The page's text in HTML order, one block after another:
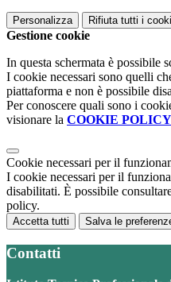
Personalizza Rifiuta tutti i
Gestione cookie
In questa schermata è possibile
I cookie necessari sono quelli
piattaforma e non è possibile
Per conoscere quali sono i
visionare la COOKIE POLICY
Cookie necessari per il
I cookie necessari per il
disabilitati. È possibile
policy.
Accetta tutti Salva le
Contatti